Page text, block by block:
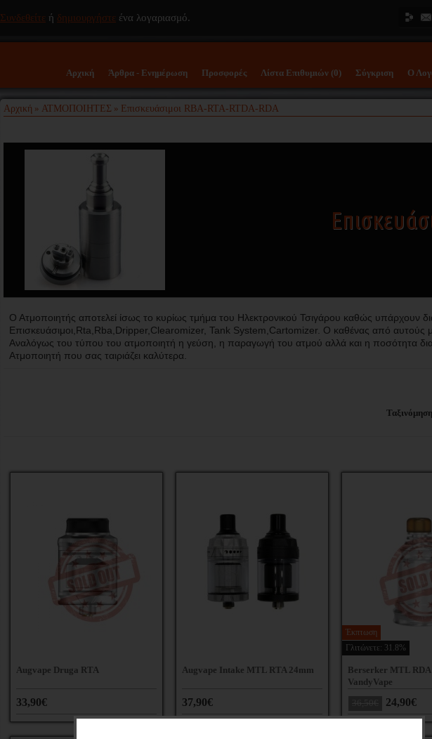
Συνδεθείτε ή δημιουργήστε ένα λογαριασμό.
Αρχική Άρθρα - Ενημέρωση Προσφορές Λίστα Επιθυμιών (0) Σύγκριση Ο
Αρχική » ΑΤΜΟΠΟΙΗΤΕΣ » Επισκευάσιμοι RBA-RTA-RTDA-RDA
Ο Ατμοποιητής αποτελεί ίσως το κυρίως τμήμα του Ηλεκτρονικού Τσιγάρου καθώς υπάρχουν
Επισκευάσιμοι,Rta,Rba,Dripper,Clearomizer, Tank System,Cartomizer. O καθένας από αυτούς
Αναλόγως του τύπου του ατμοποιητή η γεύση, η παραγωγή του ατμού αλλά και η ποσότητα
Ατμοποιητή που σας ταιριάζει καλύτερα.
Augvape Druga RTA
33,90€
Augvape Intake MTL RTA 24mm
37,90€
Berserker MTL RDA
VandyVape
24,90€
Έκπτωση
Γλιτώνετε: 31.8%